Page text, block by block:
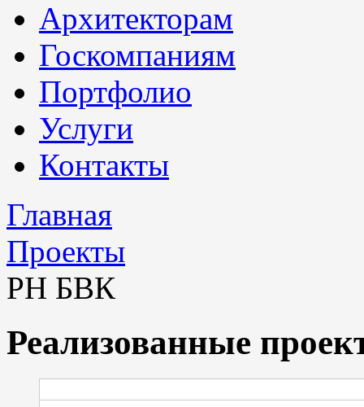
Архитекторам
Госкомпаниям
Портфолио
Услуги
Контакты
Главная
Проекты
РН БВК
Реализованные